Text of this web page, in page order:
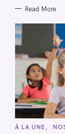
Read More
C
À LA UNE